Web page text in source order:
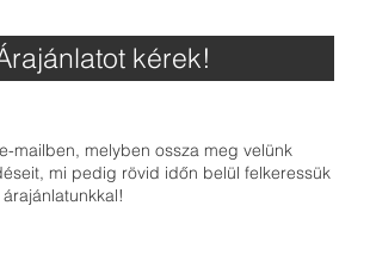
kérek!
mailben, melyben ossza meg velünk
mi pedig rövid időn belül felkeressük